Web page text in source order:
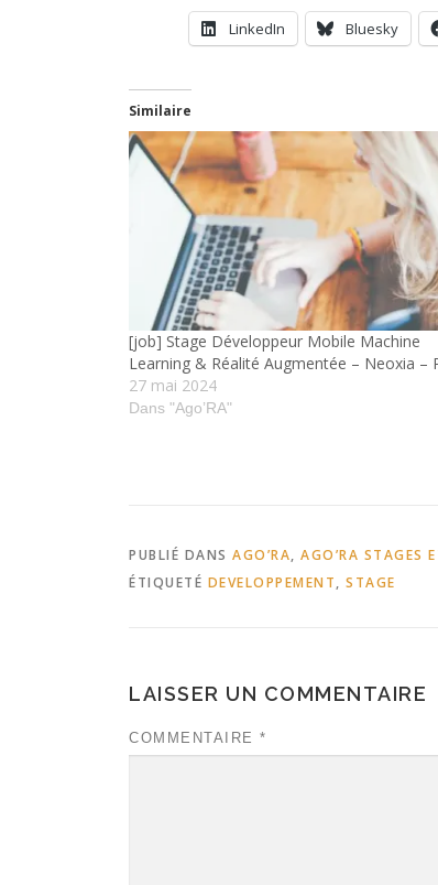
LinkedIn Bluesky
Similaire
[job] Stage Développeur Mobile Machine
Learning & Réalité Augmentée – Neoxia –
27 mai 2024
Dans "Ago’RA"
PUBLIÉ DANS AGO’RA, AGO’RA STAGES
ÉTIQUETÉ DEVELOPPEMENT, STAGE
LAISSER UN COMMENTAIRE
COMMENTAIRE *